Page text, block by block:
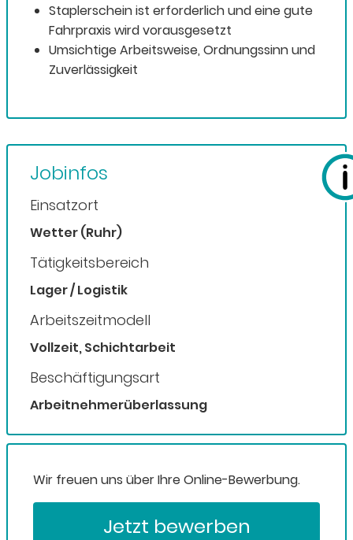
Staplerschein ist erforderlich und eine gute
Fahrpraxis wird vorausgesetzt
Umsichtige Arbeitsweise, Ordnungssinn und
Zuverlässigkeit
Jobinfos
Einsatzort
Wetter (Ruhr)
Tätigkeitsbereich
Lager / Logistik
Arbeitszeitmodell
Vollzeit, Schichtarbeit
Beschäftigungsart
Arbeitnehmerüberlassung
Wir freuen uns über Ihre Online-Bewerbung.
Jetzt bewerben